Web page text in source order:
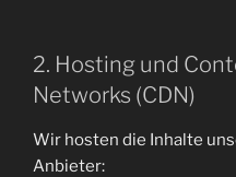
2. Hosting und
Networks (CDN)
Wir hosten die Inhalte
Anbieter: